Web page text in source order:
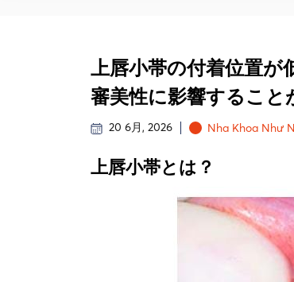
上唇小帯の付着位置が
審美性に影響すること
20 6月, 2026 Nha Khoa Như
上唇小帯とは？